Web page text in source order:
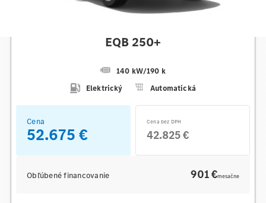
EQB 250+
140 kW/190 k
Elektrický
Automatická
Cena
52.675 €
Cena bez DPH
42.825 €
Obľúbené financovanie 901 €mesačne